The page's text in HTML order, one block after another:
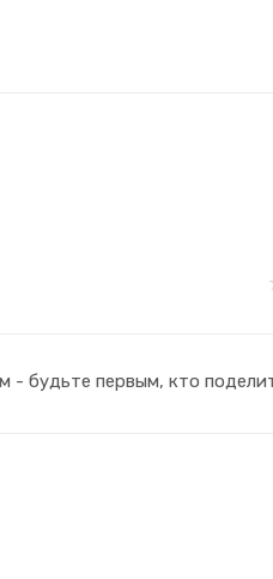
- будьте первым, кто